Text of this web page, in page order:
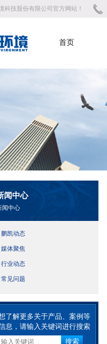
科技股份有限公司官方网站！
首页
闻中心
闻中心
鹏凯动态
媒体聚焦
行业动态
常见问题
了解更多关于产品、案例等
息，请输入关键词进行搜索